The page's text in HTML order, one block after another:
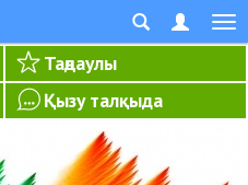
Таңдаулы
Қызу талқыда